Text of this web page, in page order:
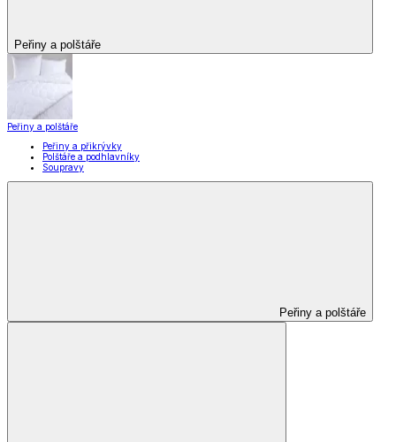
Peřiny a polštáře
Peřiny a polštáře
Peřiny a přikrývky
Polštáře a podhlavníky
Soupravy
Peřiny a polštáře